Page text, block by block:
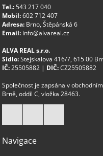
Tel.:543 217 040
Mobil:602 712 407
Adresa: Brno, Štěpánská 6
Email: info@alvareal.cz
ALVA REAL s.r.o.
Sídlo:Stejskalova 416/7, 615 00
IČ:25505882 | DIČ:CZ25505882
Společnost je zapsána v
Brně, oddíl C, vložka 28463.
Navigace